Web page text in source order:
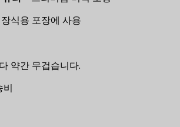
식용 포장에 사용
약간 무겁습니다.
비